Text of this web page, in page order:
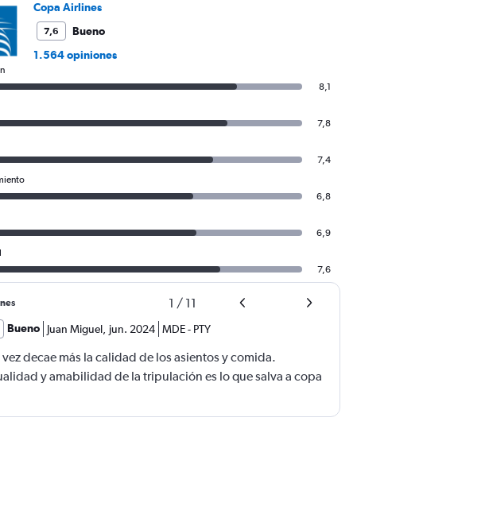
Copa Airlines
7,6
Bueno
1.564 opiniones
8,1
7,8
7,4
6,8
6,9
7,6
1 / 11
Bueno Juan Miguel jun. 2024 MDE- PTY
decae más la calidad de los asientos y comida.
y amabilidad de la tripulación es lo que salva a copa